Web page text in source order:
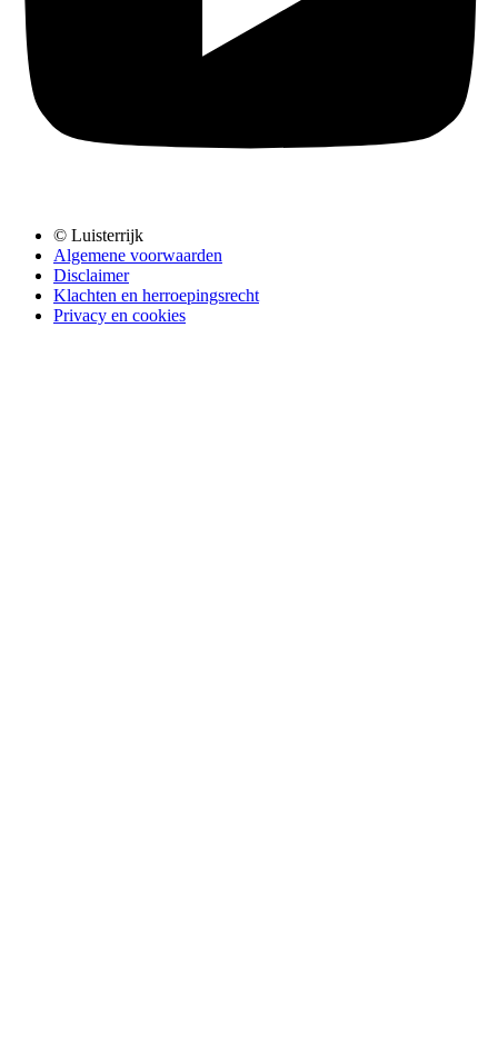
© Luisterrijk
Algemene voorwaarden
Disclaimer
Klachten en herroepingsrecht
Privacy en cookies